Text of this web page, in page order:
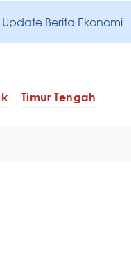
Berita Ekonomi
Timur Tengah